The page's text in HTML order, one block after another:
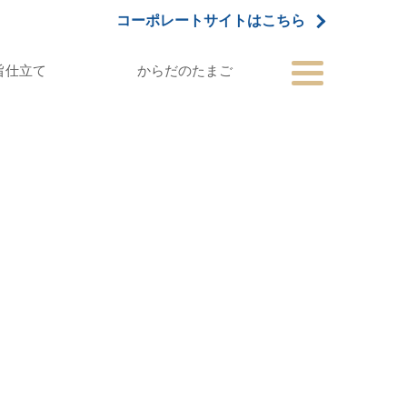
コーポレートサイトはこちら
仕立て からだのたまご